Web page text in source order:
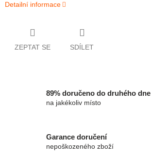
Detailní informace
ZEPTAT SE SDÍLET
89% doručeno do druhého dne
na jakékoliv místo
Garance doručení
nepoškozeného zboží